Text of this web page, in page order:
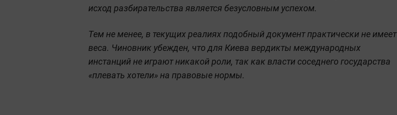
исход разбирательства является безусловным успехом.
Тем не менее, в текущих реалиях подобный документ практически не имеет
веса. Чиновник убежден, что для Киева вердикты международных
инстанций не играют никакой роли, так как власти соседнего государства
«плевать хотели» на правовые нормы.